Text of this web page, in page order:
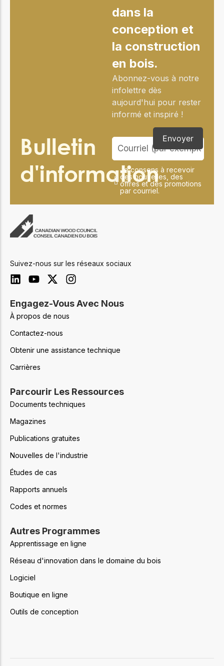
Bulletin
d'information
dans la
conception et
la construction
en bois.
Abonnez-vous à notre
infolettre dès
aujourd'hui pour rester
informé et inspiré !
Je consens à recevoir
des nouvelles, des
offres et des promotions
par courriel.
Envoyer
Suivez-nous sur les réseaux sociaux
Engagez-Vous Avec Nous
À propos de nous
Contactez-nous
Obtenir une assistance technique
Carrières
Parcourir Les Ressources
Documents techniques
Magazines
Publications gratuites
Nouvelles de l'industrie
Études de cas
Rapports annuels
Codes et normes
Autres Programmes
Apprentissage en ligne
Réseau d'innovation dans le domaine du bois
Logiciel
Boutique en ligne
Outils de conception